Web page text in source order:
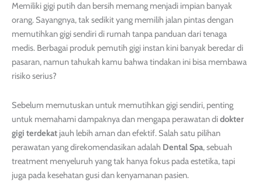
Memiliki gigi putih dan bersih memang menjadi impian banyak
orang. Sayangnya, tak sedikit yang memilih jalan pintas dengan
memutihkan gigi sendiri di rumah tanpa panduan dari tenaga
medis. Berbagai produk pemutih gigi instan kini banyak beredar di
pasaran, namun tahukah kamu bahwa tindakan ini bisa membawa
risiko serius?
Sebelum memutuskan untuk memutihkan gigi sendiri, penting
untuk memahami dampaknya dan mengapa perawatan didokter
gigi terdekat jauh lebih aman dan efektif. Salah satu pilihan
perawatan yang direkomendasikan adalah Dental Spa, sebuah
treatment menyeluruh yang tak hanya fokus pada estetika, tapi
juga pada kesehatan gusi dan kenyamanan pasien.